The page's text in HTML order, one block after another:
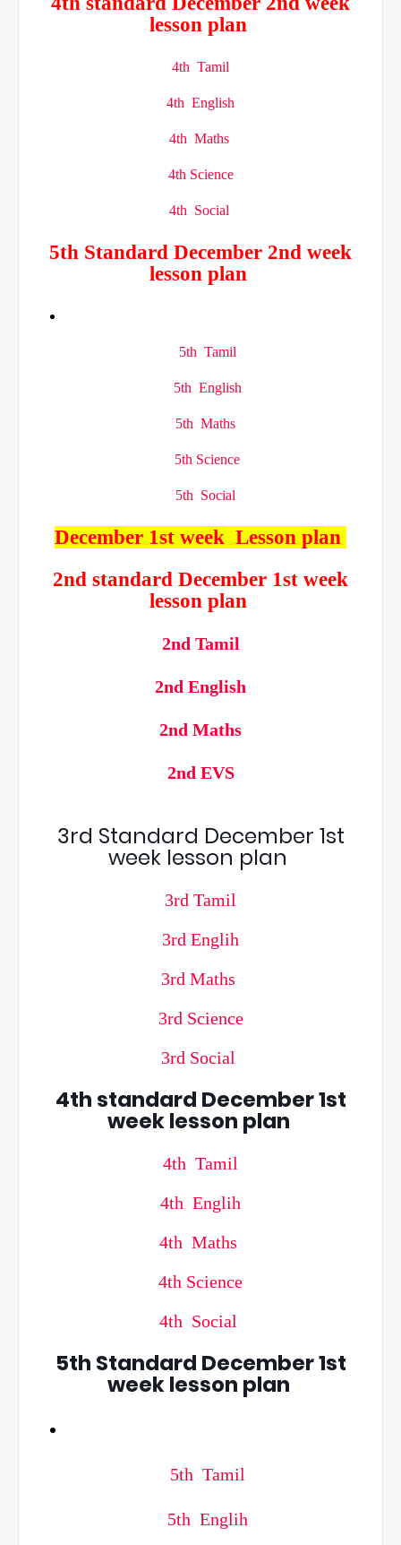
lesson plan
4th Tamil
4th English
4th Maths
4th Science
4th Social
5th Standard December 2nd week
lesson plan
5th Tamil
5th English
5th Maths
5th Science
5th Social
December 1st week Lesson plan
2nd standard December 1st week
lesson plan
2nd Tamil
2nd English
2nd Maths
2nd EVS
3rd Standard December 1st
week lesson plan
3rd Tamil
3rd Englih
3rd Maths
3rd Science
3rd Social
4th standard December 1st
week lesson plan
4th Tamil
4th Englih
4th Maths
4th Science
4th Social
5th Standard December 1st
week lesson plan
5th Tamil
5th Englih